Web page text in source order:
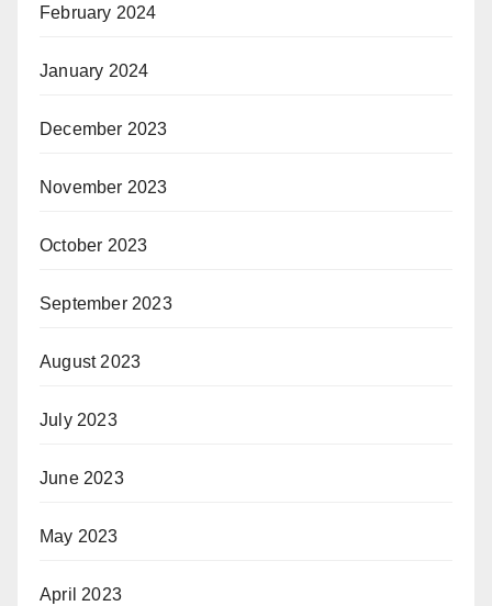
February 2024
January 2024
December 2023
November 2023
October 2023
September 2023
August 2023
July 2023
June 2023
May 2023
April 2023